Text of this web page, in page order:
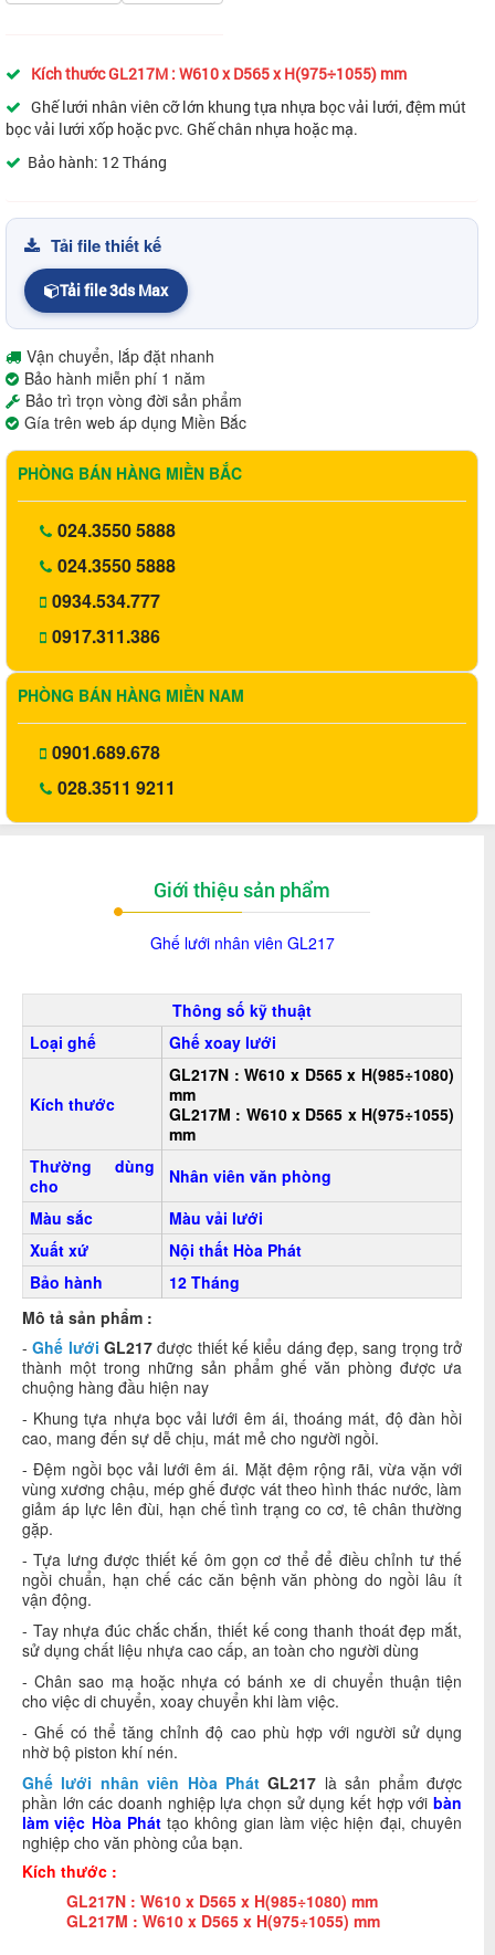
Kích thước GL217M : W610 x D565 x H(975÷1055) mm
Ghế lưới nhân viên cỡ lớn khung tựa nhựa bọc vải lưới, đệm mút
bọc vải lưới xốp hoặc pvc. Ghế chân nhựa hoặc mạ.
Bảo hành: 12 Tháng
Tải file thiết kế
Tải file 3ds Max
Vận chuyển, lắp đặt nhanh
Bảo hành miễn phí 1 năm
Bảo trì trọn vòng đời sản phẩm
Gía trên web áp dụng Miền Bắc
PHÒNG BÁN HÀNG MIỀN BẮC
024.3550 5888
024.3550 5888
0934.534.777
0917.311.386
PHÒNG BÁN HÀNG MIỀN NAM
0901.689.678
028.3511 9211
Giới thiệu sản phẩm
Ghế lưới nhân viên GL217
Thông số kỹ thuật
Loại ghế
Ghế xoay lưới
Kích thước
GL217N : W610 x D565 x H(985÷1080)
mm
GL217M : W610 x D565 x H(975÷1055)
mm
Thường dùng
cho
Nhân viên văn phòng
Màu sắc
Màu vải lưới
Xuất xứ
Nội thất Hòa Phát
Bảo hành
12 Tháng
Mô tả sản phẩm :
-Ghế lưới GL217 được thiết kế kiểu dáng đẹp, sang trọng trở
thành một trong những sản phẩm ghế văn phòng được ưa
chuộng hàng đầu hiện nay
- Khung tựa nhựa bọc vải lưới êm ái, thoáng mát, độ đàn hồi
cao, mang đến sự dễ chịu, mát mẻ cho người ngồi.
- Đệm ngồi bọc vải lưới êm ái. Mặt đệm rộng rãi, vừa vặn với
vùng xương chậu, mép ghế được vát theo hình thác nước, làm
giảm áp lực lên đùi, hạn chế tình trạng co cơ, tê chân thường
gặp.
- Tựa lưng được thiết kế ôm gọn cơ thể để điều chỉnh tư thế
ngồi chuẩn, hạn chế các căn bệnh văn phòng do ngồi lâu ít
vận động.
- Tay nhựa đúc chắc chắn, thiết kế cong thanh thoát đẹp mắt,
sử dụng chất liệu nhựa cao cấp, an toàn cho người dùng
- Chân sao mạ hoặc nhựa có bánh xe di chuyển thuận tiện
cho việc di chuyển, xoay chuyển khi làm việc.
- Ghế có thể tăng chỉnh độ cao phù hợp với người sử dụng
nhờ bộ piston khí nén.
Ghế lưới nhân viên Hòa Phát GL217 là sản phẩm được
phần lớn các doanh nghiệp lựa chọn sử dụng kết hợp với bàn
làm việc Hòa Pháttạo không gian làm việc hiện đại, chuyên
nghiệp cho văn phòng của bạn.
Kích thước :
GL217N : W610 x D565 x H(985÷1080) mm
GL217M : W610 x D565 x H(975÷1055) mm